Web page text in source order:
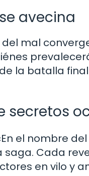
avecina
del mal
la batalla
secretos
el nombre
saga. Cada
en vilo y